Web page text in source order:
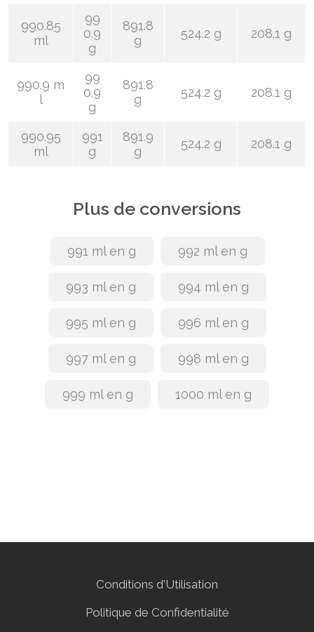
990.85
ml
99
0.9
g
891.8
g
524.2 g 208.1 g
990.9 m
l
99
0.9
g
891.8
g
524.2 g 208.1 g
990.95
ml
991
g
891.9
g
524.2 g 208.1 g
Plus de conversions
991 ml en g 992 ml en g
993 ml en g 994 ml en g
995 ml en g 996 ml en g
997 ml en g 998 ml en g
999 ml en g 1000 ml en g
Conditions d'Utilisation
Politique de Confidentialité